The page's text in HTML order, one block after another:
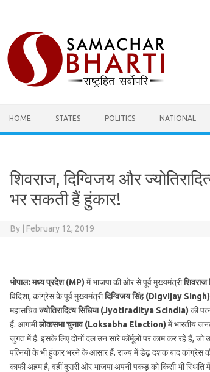
content
HOME STATES POLITICS NATIONAL
शिवराज, दिग्विजय और
भर सकती हैं हुंकार!
By February 12, 2019
भोपाल:मध्य प्रदेश (MP) में भाजपा की ओर से पूर्व मुख्यमंत्री
विदिशा, कांग्रेस के पूर्व मुख्यमंत्रीदिग्विजय सिंह (Digvijay Singh)
महासचिवज्योतिरादित्य सिंधिया (Jyotiraditya Scindia) की
हैं. आगामीलोकसभा चुनाव (Loksabha Election) में भारतीय
जुगत में है. इसके लिए दोनों दल उन सारे फॉर्मूलों पर काम कर रहे हैं,
पत्नियों के भी हुंकार भरने के आसार हैं. राज्य में डेढ़ दशक बाद कांग्रेस
काफी अहम है, वहीं दूसरी ओर भाजपा अपनी पकड़ को किसी भी स्थिति